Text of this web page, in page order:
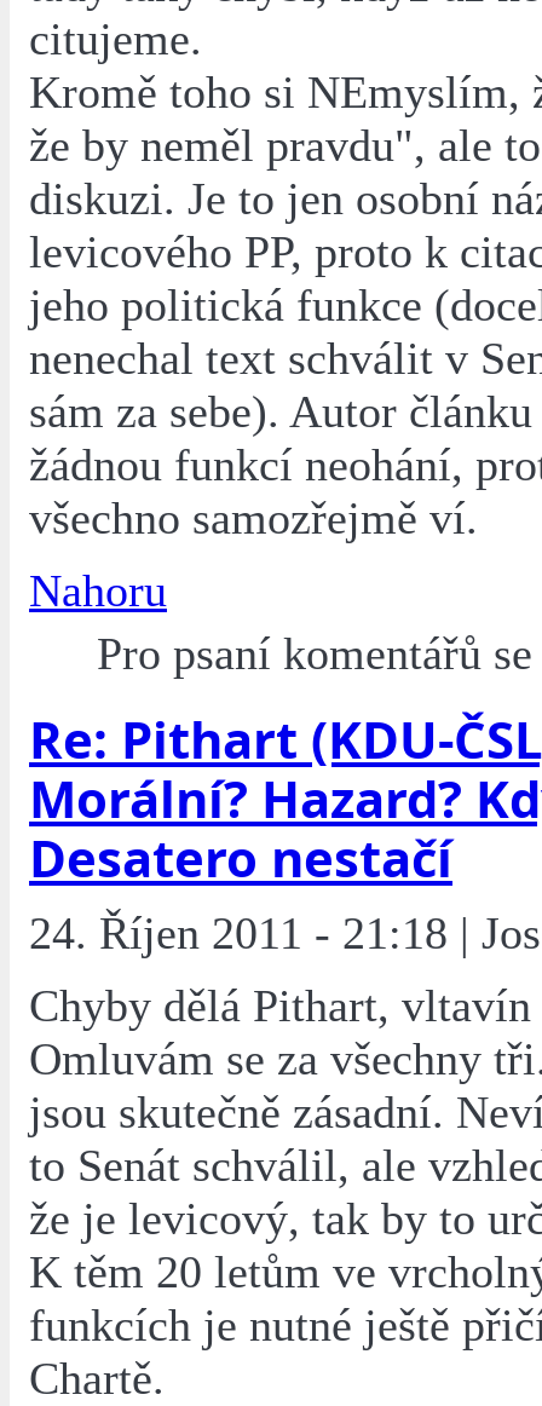
citujeme.
Kromě toho si NEmyslím,
že by neměl pravdu", ale
diskuzi. Je to jen osobní
levicového PP, proto k
jeho politická funkce
nenechal text schválit v
sám za sebe). Autor
žádnou funkcí neohání,
všechno samozřejmě ví.
Nahoru
Pro psaní komentářů
Re: Pithart (KDU-
Morální? Hazard?
Desatero nestačí
24. Říjen 2011 - 21:18 |
Chyby dělá Pithart,
Omluvám se za všechny
jsou skutečně zásadní.
to Senát schválil, ale
že je levicový, tak by to
K těm 20 letům ve
funkcích je nutné ještě
Chartě.